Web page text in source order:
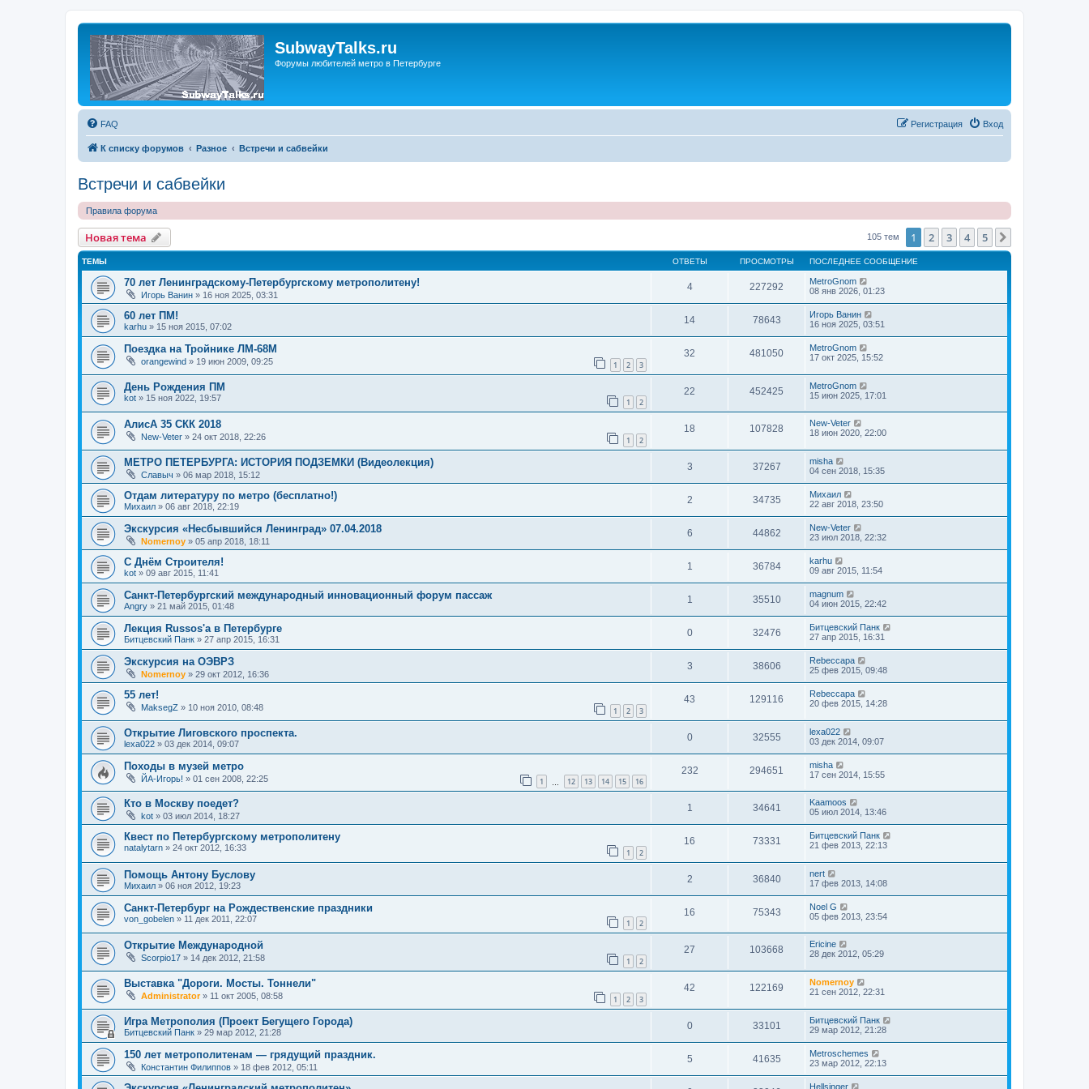
SubwayTalks.ru
Форумы любителей метро в Петербурге
FAQ Вход
Регистрация
К списку форумов Разное Встречи и сабвейки
Встречи и сабвейки
Правила форума
Новая тема 105 тем 1 2 3 4 5
ТЕМЫ ОТВЕТЫ ПРОСМОТРЫ ПОСЛЕДНЕЕ СООБЩЕНИЕ
70 лет Ленинградскому-Петербургскому метрополитену!
Игорь Ванин » 16 ноя 2025, 03:31
4 227292
MetroGnom
08 янв 2026, 01:23
60 лет ПМ!
karhu » 15 ноя 2015, 07:02
14 78643
Игорь Ванин
16 ноя 2025, 03:51
Поездка на Тройнике ЛМ-68М
orangewind » 19 июн 2009, 09:25 1 2 3
32 481050
MetroGnom
17 окт 2025, 15:52
День Рождения ПМ
kot » 15 ноя 2022, 19:57 1 2
22 452425
MetroGnom
15 июн 2025, 17:01
АлисА 35 СКК 2018
New-Veter » 24 окт 2018, 22:26 1 2
18 107828
New-Veter
18 июн 2020, 22:00
МЕТРО ПЕТЕРБУРГА: ИСТОРИЯ ПОДЗЕМКИ (Видеолекция)
Славыч » 06 мар 2018, 15:12
3 37267
misha
04 сен 2018, 15:35
Отдам литературу по метро (бесплатно!)
Михаил » 06 авг 2018, 22:19
2 34735
Михаил
22 авг 2018, 23:50
Экскурсия «Несбывшийся Ленинград» 07.04.2018
Nomernoy » 05 апр 2018, 18:11
6 44862
New-Veter
23 июл 2018, 22:32
С Днём Строителя!
kot » 09 авг 2015, 11:41
1 36784
karhu
09 авг 2015, 11:54
Санкт-Петербургский международный инновационный форум пассаж
Angry » 21 май 2015, 01:48
1 35510
magnum
04 июн 2015, 22:42
Лекция Russos'a в Петербурге
Битцевский Панк » 27 апр 2015, 16:31
0 32476
Битцевский Панк
27 апр 2015, 16:31
Экскурсия на ОЭВРЗ
Nomernoy » 29 окт 2012, 16:36
3 38606
Rebeccapa
25 фев 2015, 09:48
55 лет!
MaksegZ » 10 ноя 2010, 08:48 1 2 3
43 129116
Rebeccapa
20 фев 2015, 14:28
Открытие Лиговского проспекта.
lexa022 » 03 дек 2014, 09:07
0 32555
lexa022
03 дек 2014, 09:07
Походы в музей метро
ЙА-Игорь! » 01 сен 2008, 22:25 1 12 13 14 15 16
232 294651
misha
17 сен 2014, 15:55
Кто в Москву поедет?
kot » 03 июл 2014, 18:27
1 34641
Kaamoos
05 июл 2014, 13:46
Квест по Петербургскому метрополитену
natalytarn » 24 окт 2012, 16:33 1 2
16 73331
Битцевский Панк
21 фев 2013, 22:13
Помощь Антону Буслову
Михаил » 06 ноя 2012, 19:23
2 36840
nert
17 фев 2013, 14:08
Санкт-Петербург на Рождественские праздники
von_gobelen » 11 дек 2011, 22:07 1 2
16 75343
Noel G
05 фев 2013, 23:54
Открытие Международной
Scorpio17 » 14 дек 2012, 21:58 1 2
27 103668
Ericine
28 дек 2012, 05:29
Выставка "Дороги. Мосты. Тоннели"
Administrator» 11 окт 2005, 08:58 1 2 3
42 122169
Nomernoy
21 сен 2012, 22:31
Игра Метрополия (Проект Бегущего Города)
Битцевский Панк » 29 мар 2012, 21:28
0 33101
Битцевский Панк
29 мар 2012, 21:28
150 лет метрополитенам — грядущий праздник.
Константин Филиппов » 18 фев 2012, 05:11
5 41635
Metroschemes
23 мар 2012, 22:13
Hellsinger